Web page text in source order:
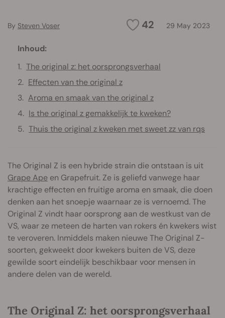
42 29 May 2023
By Steven Voser
Inhoud:
The original z: het oorsprongsverhaal
Effecten van the original z
Aroma en smaak van the original z
Is the original z gemakkelijk te kweken?
Thuis the original z kweken met sweet zz van rqs
The Original Z is een hybride strain die ontstaan is uit
Grape Ape en Grapefruit. Ze is geliefd vanwege haar
krachtige effecten en fruitige aroma en smaak, die doen
denken aan het snoepje waarnaar ze is vernoemd. The
Original Z vindt haar oorsprong aan de westkust van de
VS, waar ze meteen de harten van rokers én kwekers wist
te veroveren. Inmiddels maken nieuwe The Original Z-
soorten, gekweekt door kwekers buiten de VS, deze
gewilde soort eindelijk beschikbaar voor mensen in
andere delen van de wereld.
The Original Z: het oorsprongsverhaal